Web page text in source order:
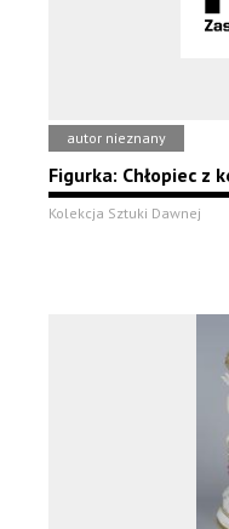
autor nieznany
Figurka: Chłopiec z
Kolekcja Sztuki Dawnej